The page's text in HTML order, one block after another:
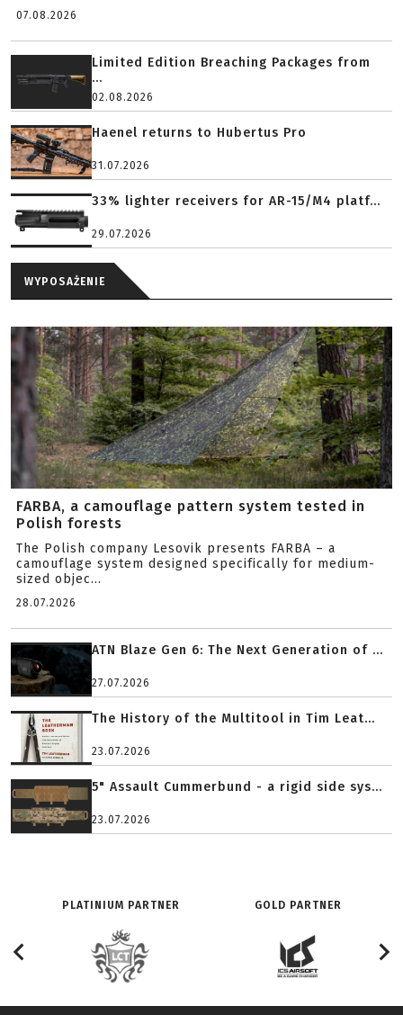
07.08.2026
Limited Edition Breaching Packages from
...
02.08.2026
Haenel returns to Hubertus Pro
31.07.2026
33% lighter receivers for AR-15/M4 platf...
29.07.2026
WYPOSAŻENIE
FARBA, a camouflage pattern system tested in
Polish forests
The Polish company Lesovik presents FARBA – a
camouflage system designed specifically for medium-
sized objec...
28.07.2026
ATN Blaze Gen 6: The Next Generation of ...
27.07.2026
The History of the Multitool in Tim Leat...
23.07.2026
5" Assault Cummerbund - a rigid side sys...
23.07.2026
PLATINIUM PARTNER GOLD PARTNER